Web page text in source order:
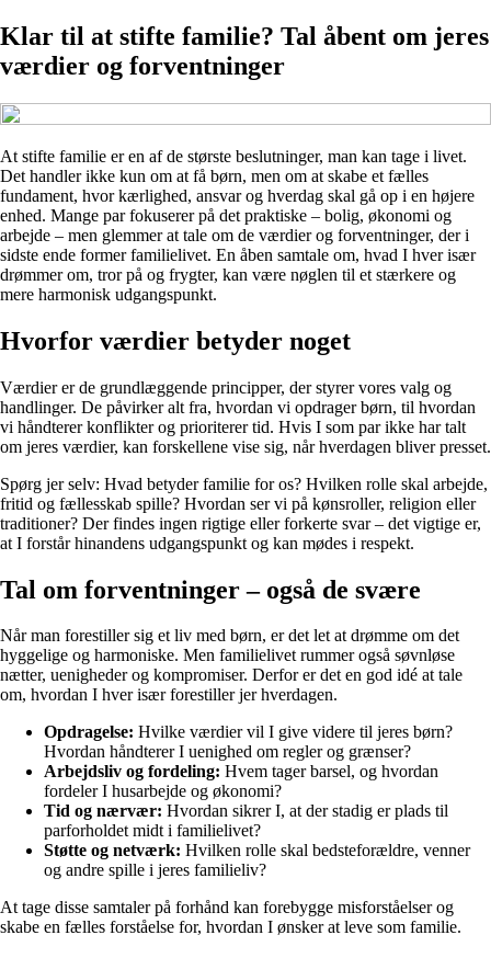
Klar til at stifte familie? Tal åbent om jeres
værdier og forventninger
At stifte familie er en af de største beslutninger, man kan tage i livet.
Det handler ikke kun om at få børn, men om at skabe et fælles
fundament, hvor kærlighed, ansvar og hverdag skal gå op i en højere
enhed. Mange par fokuserer på det praktiske – bolig, økonomi og
arbejde – men glemmer at tale om de værdier og forventninger, der i
sidste ende former familielivet. En åben samtale om, hvad I hver især
drømmer om, tror på og frygter, kan være nøglen til et stærkere og
mere harmonisk udgangspunkt.
Hvorfor værdier betyder noget
Værdier er de grundlæggende principper, der styrer vores valg og
handlinger. De påvirker alt fra, hvordan vi opdrager børn, til hvordan
vi håndterer konflikter og prioriterer tid. Hvis I som par ikke har talt
om jeres værdier, kan forskellene vise sig, når hverdagen bliver presset.
Spørg jer selv: Hvad betyder familie for os? Hvilken rolle skal arbejde,
fritid og fællesskab spille? Hvordan ser vi på kønsroller, religion eller
traditioner? Der findes ingen rigtige eller forkerte svar – det vigtige er,
at I forstår hinandens udgangspunkt og kan mødes i respekt.
Tal om forventninger – også de svære
Når man forestiller sig et liv med børn, er det let at drømme om det
hyggelige og harmoniske. Men familielivet rummer også søvnløse
nætter, uenigheder og kompromiser. Derfor er det en god idé at tale
om, hvordan I hver især forestiller jer hverdagen.
Opdragelse: Hvilke værdier vil I give videre til jeres børn?
Hvordan håndterer I uenighed om regler og grænser?
Arbejdsliv og fordeling: Hvem tager barsel, og hvordan
fordeler I husarbejde og økonomi?
Tid og nærvær: Hvordan sikrer I, at der stadig er plads til
parforholdet midt i familielivet?
Støtte og netværk: Hvilken rolle skal bedsteforældre, venner
og andre spille i jeres familieliv?
At tage disse samtaler på forhånd kan forebygge misforståelser og
skabe en fælles forståelse for, hvordan I ønsker at leve som familie.